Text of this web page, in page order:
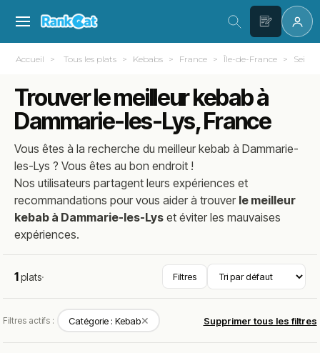
Accueil Tous les plats Kebabs France Île-de-France
Trouver le meilleur kebab à
Dammarie-les-Lys, France
Vous êtes à la recherche du meilleurkebab àDammarie-
les-Lys ? Vous êtes au bon endroit !
Nos utilisateurs partagent leurs expériences et
recommandations pour vous aider à trouver le meilleur
kebab à Dammarie-les-Lys et éviter les mauvaises
expériences.
1plats· Filtres
Filtres actifs : Catégorie : Kebab✕ Supprimer tous les filtres